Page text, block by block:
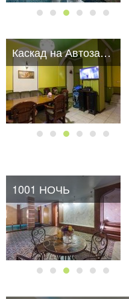
Каскад на Автозаводской
1001 НОЧЬ